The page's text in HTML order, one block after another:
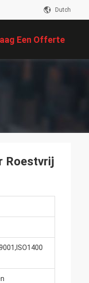
Dutch
Een Offerte
Roestvrij